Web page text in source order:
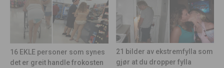
16 EKLE personer som synes
det er greit handle frokosten
21 bilder av ekstremfylla som
gjør at du dropper fylla